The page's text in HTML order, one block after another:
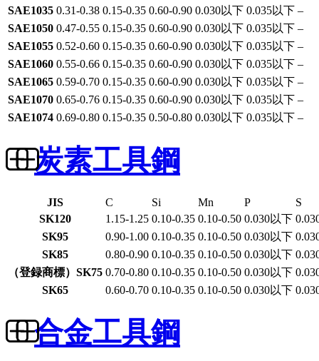
SAE1035 0.31-0.38 0.15-0.35 0.60-0.90 0.030以下 0.035以下 –
SAE1050 0.47-0.55 0.15-0.35 0.60-0.90 0.030以下 0.035以下 –
SAE1055 0.52-0.60 0.15-0.35 0.60-0.90 0.030以下 0.035以下 –
SAE1060 0.55-0.66 0.15-0.35 0.60-0.90 0.030以下 0.035以下 –
SAE1065 0.59-0.70 0.15-0.35 0.60-0.90 0.030以下 0.035以下 –
SAE1070 0.65-0.76 0.15-0.35 0.60-0.90 0.030以下 0.035以下 –
SAE1074 0.69-0.80 0.15-0.35 0.50-0.80 0.030以下 0.035以下 –
炭素工具鋼
JIS C Si Mn P
S
SK120
1.15-1.25 0.10-0.35 0.10-0.50 0.030以下
SK95
0.90-1.00 0.10-0.35 0.10-0.50 0.030以下
SK85
0.80-0.90 0.10-0.35 0.10-0.50 0.030以下
（登録商標）SK75 0.70-0.80 0.10-0.35 0.10-0.50 0.030以下
SK65
0.60-0.70 0.10-0.35 0.10-0.50 0.030以下
合金工具鋼